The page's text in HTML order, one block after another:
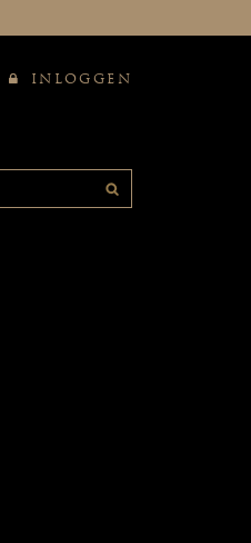
INLOGGEN